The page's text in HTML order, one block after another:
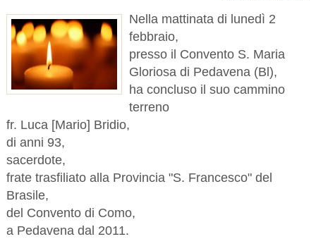
Nella mattinata di lunedì 2
febbraio,
presso il Convento S. Maria
Gloriosa di Pedavena (Bl),
ha concluso il suo cammino
terreno
fr. Luca [Mario] Bridio,
di anni 93,
sacerdote,
frate trasfiliato alla Provincia "S. Francesco" del
Brasile,
del Convento di Como,
a Pedavena dal 2011.